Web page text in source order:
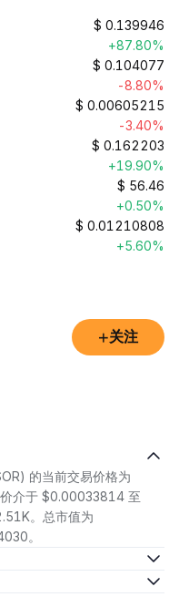
$ 0.139946
+87.80%
$ 0.104077
-8.80%
$ 0.00605215
-3.40%
$ 0.162203
+19.90%
$ 56.46
+0.50%
$ 0.01210808
+5.60%
+关注
的当前交易价格为
介于 $0.00033814 至
。总市值为
。